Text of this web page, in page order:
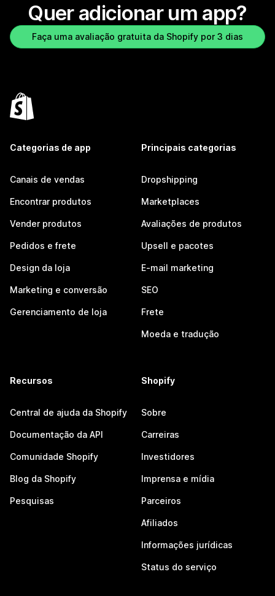
Quer adicionar um app?
Faça uma avaliação gratuita da Shopify por 3 dias
Categorias de app
Canais de vendas
Encontrar produtos
Vender produtos
Pedidos e frete
Design da loja
Marketing e conversão
Gerenciamento de loja
Principais categorias
Dropshipping
Marketplaces
Avaliações de produtos
Upsell e pacotes
E-mail marketing
SEO
Frete
Moeda e tradução
Recursos
Central de ajuda da Shopify
Documentação da API
Comunidade Shopify
Blog da Shopify
Pesquisas
Shopify
Sobre
Carreiras
Investidores
Imprensa e mídia
Parceiros
Afiliados
Informações jurídicas
Status do serviço